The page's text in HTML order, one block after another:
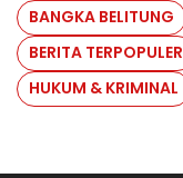
BANGKA BELITUNG
BERITA TERPOPULER
HUKUM & KRIMINAL